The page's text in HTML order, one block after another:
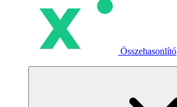
Összehasonlító